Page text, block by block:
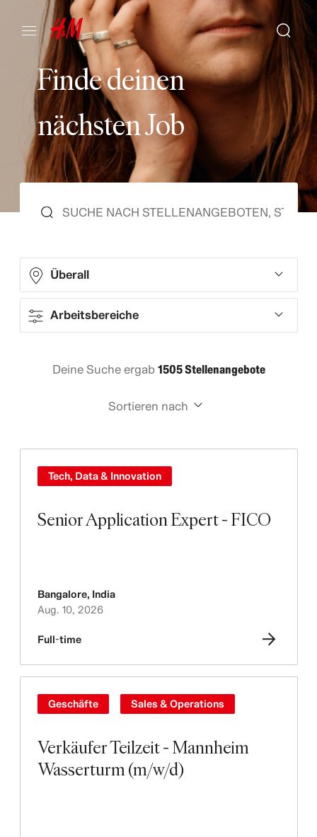
Findedeinen
nächstenJob
Überall
Arbeitsbereiche
Deine Suche ergab 1505 Stellenangebote
Sortieren nach
Senior Application Expert - FICO
Tech, Data & Innovation
Bangalore, India
Aug. 10, 2026
Full-time
Verkäufer Teilzeit - Mannheim
Wasserturm (m/w/d)
Geschäfte Sales & Operations